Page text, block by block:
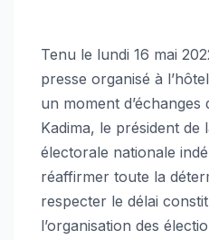
Tenu le lundi 16 mai
presse organisé à
un moment d’échanges
Kadima, le président de
électorale nationale
réaffirmer toute la
respecter le délai
l’organisation des